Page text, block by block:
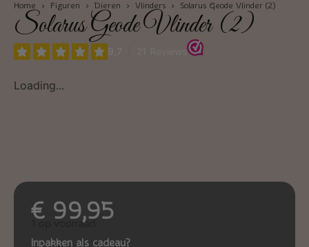
Home › Figuren › Dieren › Vlinders › Solarus Geode Vlinder (2)
Solarus Geode Vlinder (2)
Loading...
€99,95
1 op voorraad
Inpakken als cadeau?